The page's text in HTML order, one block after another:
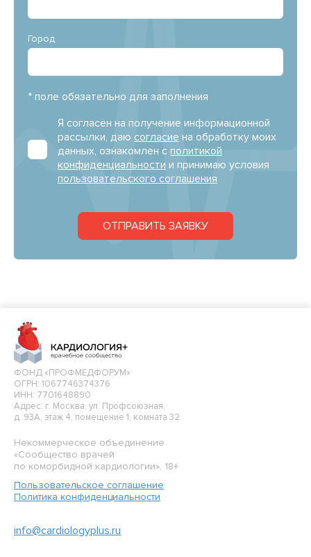
Город
* поле обязательно для заполнения
Я согласен на получение информационной
рассылки, даю согласие на обработку моих
данных, ознакомлен с политикой
конфиденциальности и принимаю условия
пользовательского соглашения
ОТПРАВИТЬ ЗАЯВКУ
ФОНД «ПРОФМЕДФОРУМ»
ОГРН: 1067746374376
ИНН: 7701648890
Адрес: г. Москва, ул. Профсоюзная,
д. 93А, этаж 4, помещение 1, комната 32.
Некоммерческое объединение
«Сообщество врачей
по коморбидной кардиологии», 18+
Пользовательское соглашение
Политика конфиденциальности
info@cardiologyplus.ru